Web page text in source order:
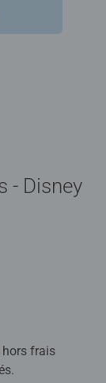
- Disney
hors frais